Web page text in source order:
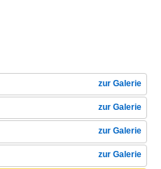
zur Galerie
zur Galerie
zur Galerie
zur Galerie